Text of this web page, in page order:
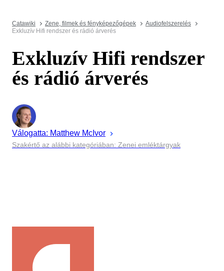
Catawiki Zene, filmek és fényképezőgépek
Audiofelszerelés
Exkluzív Hifi rendszer és rádió árverés
Exkluzív Hifi rendszer
és rádió árverés
Válogatta: Matthew McIvor
Szakértő az alábbi kategóriában: Zenei emléktárgyak